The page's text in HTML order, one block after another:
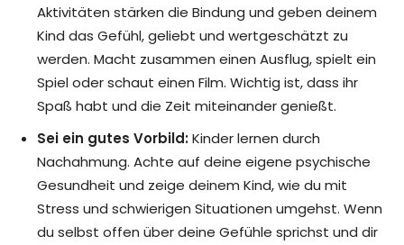
Aktivitäten stärken die Bindung und geben deinem
Kind das Gefühl, geliebt und wertgeschätzt zu
werden. Macht zusammen einen Ausflug, spielt ein
Spiel oder schaut einen Film. Wichtig ist, dass ihr
Spaß habt und die Zeit miteinander genießt.
Sei ein gutes Vorbild:Kinder lernen durch
Nachahmung. Achte auf deine eigene psychische
Gesundheit und zeige deinem Kind, wie du mit
Stress und schwierigen Situationen umgehst. Wenn
du selbst offen über deine Gefühle sprichst und dir